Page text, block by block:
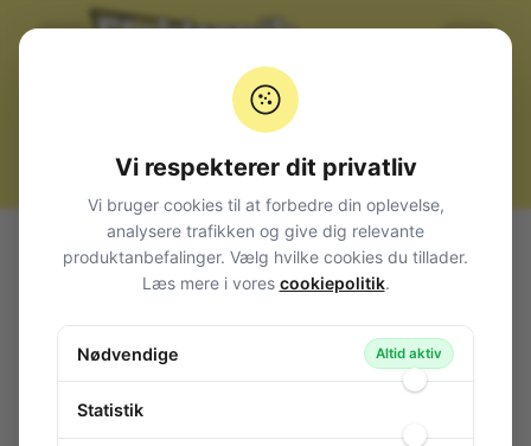
Alle produkter
Strømforsyninger Transformatorer
Transformatorer
Støbte
30VA
Transformer 30VA 230V 2x12V 2x1250mA
Transformer 30VA 230V 2x12V
86-482 / MT1012-2
Vi respekterer dit privatliv
Vi bruger cookies til at forbedre din oplevelse,
analysere trafikken og give dig relevante
produktanbefalinger. Vælg hvilke cookies du tillader.
Læs mere i vores cookiepolitik.
Nødvendige Altid aktiv
Statistik